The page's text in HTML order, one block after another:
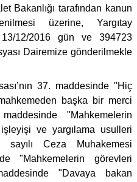
Bakanlığı tarafından kanun
üzerine, Yargıtay
13/12/2016 gün ve 394723
Dairemize gönderilmekle
37. maddesinde "Hiç
başka bir merci
"Mahkemelerin
ve yargılama usulleri
Ceza Muhakemesi
"Mahkemelerin görevleri
"Davaya bakan